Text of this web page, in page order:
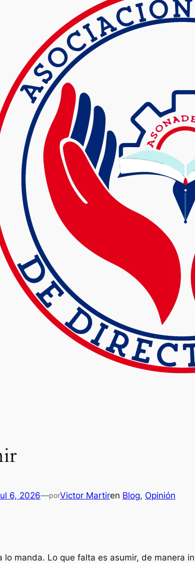
6, 2026—porVictor Martiren Blog, Opinión
manda. Lo que falta es asumir, de manera